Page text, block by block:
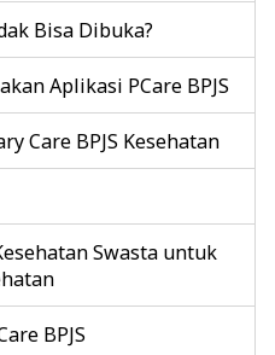
Bisa Dibuka?
Aplikasi PCare BPJS
Care BPJS Kesehatan
Swasta untuk
BPJS